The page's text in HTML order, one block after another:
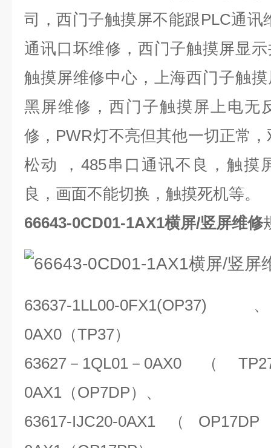
司，西门子触摸屏不能跟PLC通讯
通讯口坏维修，西门子触摸屏显
触摸屏维修中心，上海西门子触
黑屏维修，西门子触摸屏上电无
修， PWR灯不亮但其他一切正常
松动 ， 485串口通讯不良，触摸
良，画面不能切换，触摸死机等。
66643-0CD01-1AX1横屏/竖屏维修
63637-1LL00-0FX1(OP37)
0AX0 （TP37）
63627 － 1QL01 － 0AX0 （
0AX1 （OP7DP）、
63617-IJC20-0AX1 （ OP17DP